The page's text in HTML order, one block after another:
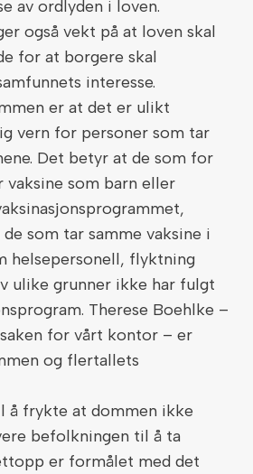
av ordlyden i loven.
også vekt på at loven skal
for at borgere skal
interesse.
er at det er ulikt
vern for personer som tar
Det betyr at de som for
vaksine som barn eller
som tar samme vaksine i
helsepersonell, flyktning
ulike grunner ikke har fulgt
Therese Boehlke –
for vårt kontor – er
og flertallets
å frykte at dommen ikke
befolkningen til å ta
er formålet med det